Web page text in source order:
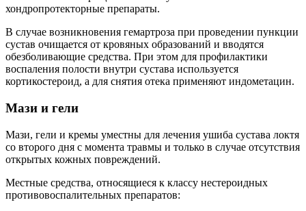
хондропротекторные препараты.
В случае возникновения гемартроза при проведении пункции
сустав очищается от кровяных образований и вводятся
обезболивающие средства. При этом для профилактики
воспаления полости внутри сустава используется
кортикостероид, а для снятия отека применяют индометацин.
Мази и гели
Мази, гели и кремы уместны для лечения ушиба сустава локтя
со второго дня с момента травмы и только в случае отсутствия
открытых кожных повреждений.
Местные средства, относящиеся к классу нестероидных
противовоспалительных препаратов: